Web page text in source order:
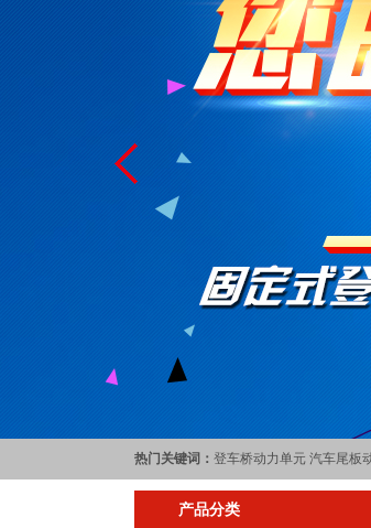
热门关键词： 登车桥动力单元 汽车尾板
产品分类